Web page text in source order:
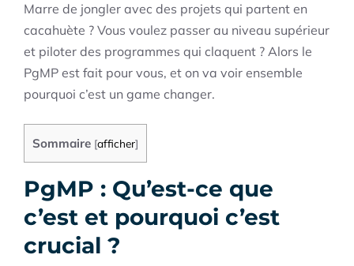
Marre de jongler avec des projets qui partent en
cacahuète ? Vous voulez passer au niveau supérieur
et piloter des programmes qui claquent ? Alors le
PgMP est fait pour vous, et on va voir ensemble
pourquoi c’est un game changer.
Sommaire [afficher]
PgMP : Qu’est-ce que
c’est et pourquoi c’est
crucial ?